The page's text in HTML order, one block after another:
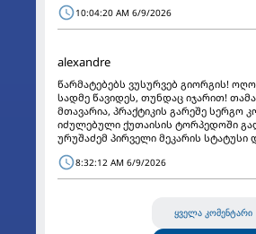
10:04:20 AM 6/9/2026
alexandre
წარმატებებს ვუსურვებ გიორგის!
სადმე წავიდეს, თუნდაც იჯარით!
მთავარია, პრაქტიკის გარეშე სერგო
იძულებული ქუთაისის ტორპედოში
ურუშაძემ პირველი მეკარის სტატუსი
8:32:12 AM 6/9/2026
ყველა კომენტარი